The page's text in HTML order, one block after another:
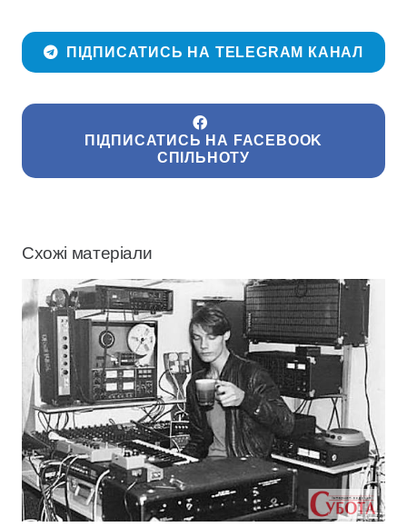
ПІДПИСАТИСЬ НА TELEGRAM КАНАЛ
ПІДПИСАТИСЬ НА FACEBOOK
СПІЛЬНОТУ
Схожі матеріали